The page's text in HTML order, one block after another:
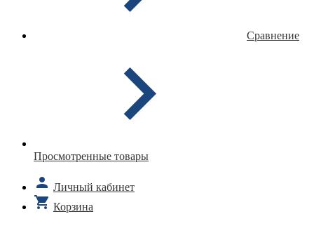
Сравнение
Просмотренные товары
Личный кабинет
Корзина